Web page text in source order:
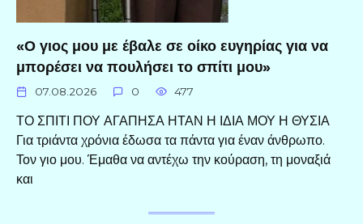
«Ο γιος μου με έβαλε σε οίκο ευγηρίας για να
μπορέσει να πουλήσει το σπίτι μου»
07.08.2026 0 477
ΤΟ ΣΠΙΤΙ ΠΟΥ ΑΓΑΠΗΣΑ ΗΤΑΝ Η ΙΔΙΑ ΜΟΥ Η ΘΥΣΙΑ
Για τριάντα χρόνια έδωσα τα πάντα για έναν άνθρωπο.
Τον γιο μου. Έμαθα να αντέχω την κούραση, τη μοναξιά
και